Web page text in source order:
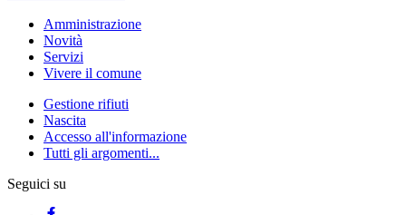
Amministrazione
Novità
Servizi
Vivere il comune
Gestione rifiuti
Nascita
Accesso all'informazione
Tutti gli argomenti...
Seguici su